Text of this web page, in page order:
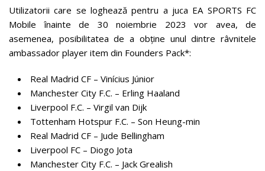
Utilizatorii care se loghează pentru a juca EA SPORTS FC
Mobile înainte de 30 noiembrie 2023 vor avea, de
asemenea, posibilitatea de a obține unul dintre râvnitele
ambassador player item din Founders Pack*:
Real Madrid CF – Vinícius Júnior
Manchester City F.C. – Erling Haaland
Liverpool F.C. – Virgil van Dijk
Tottenham Hotspur F.C. – Son Heung-min
Real Madrid CF – Jude Bellingham
Liverpool FC – Diogo Jota
Manchester City F.C. – Jack Grealish